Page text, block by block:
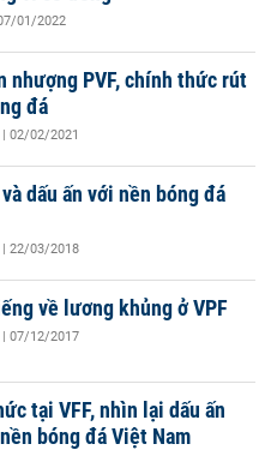
01/2022
nhượng PVF, chính thức rút
đá
| 02/02/2021
dấu ấn với nền bóng đá
| 22/03/2018
về lương khủng ở VPF
| 07/12/2017
tại VFF, nhìn lại dấu ấn
bóng đá Việt Nam